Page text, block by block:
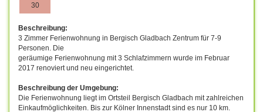
30
Beschreibung:
3 Zimmer Ferienwohnung in Bergisch Gladbach Zentrum für 7-9
Personen. Die
geräumige Ferienwohnung mit 3 Schlafzimmern wurde im Februar
2017 renoviert und neu eingerichtet.
Beschreibung der Umgebung:
Die Ferienwohnung liegt im Ortsteil Bergisch Gladbach mit zahlreichen
Einkaufmöglichkeiten. Bis zur Kölner Innenstadt sind es nur 10 km.